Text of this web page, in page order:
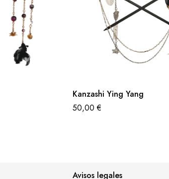
Kanzashi Ying Yang
50,00€
Avisos legales